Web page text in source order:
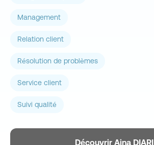
Management
Relation client
Résolution de problèmes
Service client
Suivi qualité
Découvrir Aina DIARI